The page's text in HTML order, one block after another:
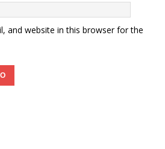
and website in this browser for the